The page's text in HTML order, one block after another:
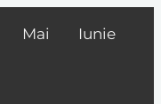
Mai Iunie